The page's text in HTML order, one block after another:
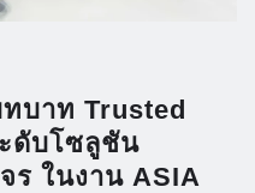
บาท Trusted
ดับโซลูชัน
ร ในงาน ASIA